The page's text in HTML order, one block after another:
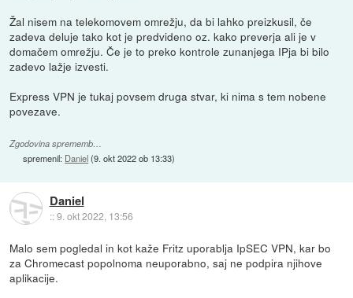
Žal nisem na telekomovem omrežju, da bi lahko preizkusil, če
zadeva deluje tako kot je predvideno oz. kako preverja ali je v
domačem omrežju. Če je to preko kontrole zunanjega IPja bi bilo
zadevo lažje izvesti.
Express VPN je tukaj povsem druga stvar, ki nima s tem nobene
povezave.
Zgodovina sprememb…
spremenil: Daniel(9. okt 2022 ob 13:33)
Daniel
::9. okt 2022, 13:56
Malo sem pogledal in kot kaže Fritz uporablja IpSEC VPN, kar bo
za Chromecast popolnoma neuporabno, saj ne podpira njihove
aplikacije.